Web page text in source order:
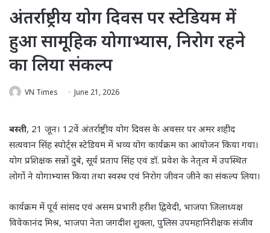
अंतर्राष्ट्रीय योग दिवस पर स्टेडियम में
हुआ सामूहिक योगाभ्यास, निरोग रहने
का लिया संकल्प
VN Times June 21, 2026
बस्ती, 21 जून। 12वें अंतर्राष्ट्रीय योग दिवस के अवसर पर अमर शहीद
सत्यवान सिंह स्पोर्ट्स स्टेडियम में भव्य योग कार्यक्रम का आयोजन किया गया।
योग प्रशिक्षक सन्नों दुबे, सूर्य प्रताप सिंह एवं डॉ. प्रवेश के नेतृत्व में उपस्थित
लोगों ने योगाभ्यास किया तथा स्वस्थ एवं निरोग जीवन जीने का संकल्प लिया।
कार्यक्रम में पूर्व सांसद एवं असम प्रभारी हरीश द्विवेदी, भाजपा जिलाध्यक्ष
विवेकानंद मिश्र, भाजपा नेता जगदीश शुक्ला, पुलिस उपमहानिरीक्षक संजीव